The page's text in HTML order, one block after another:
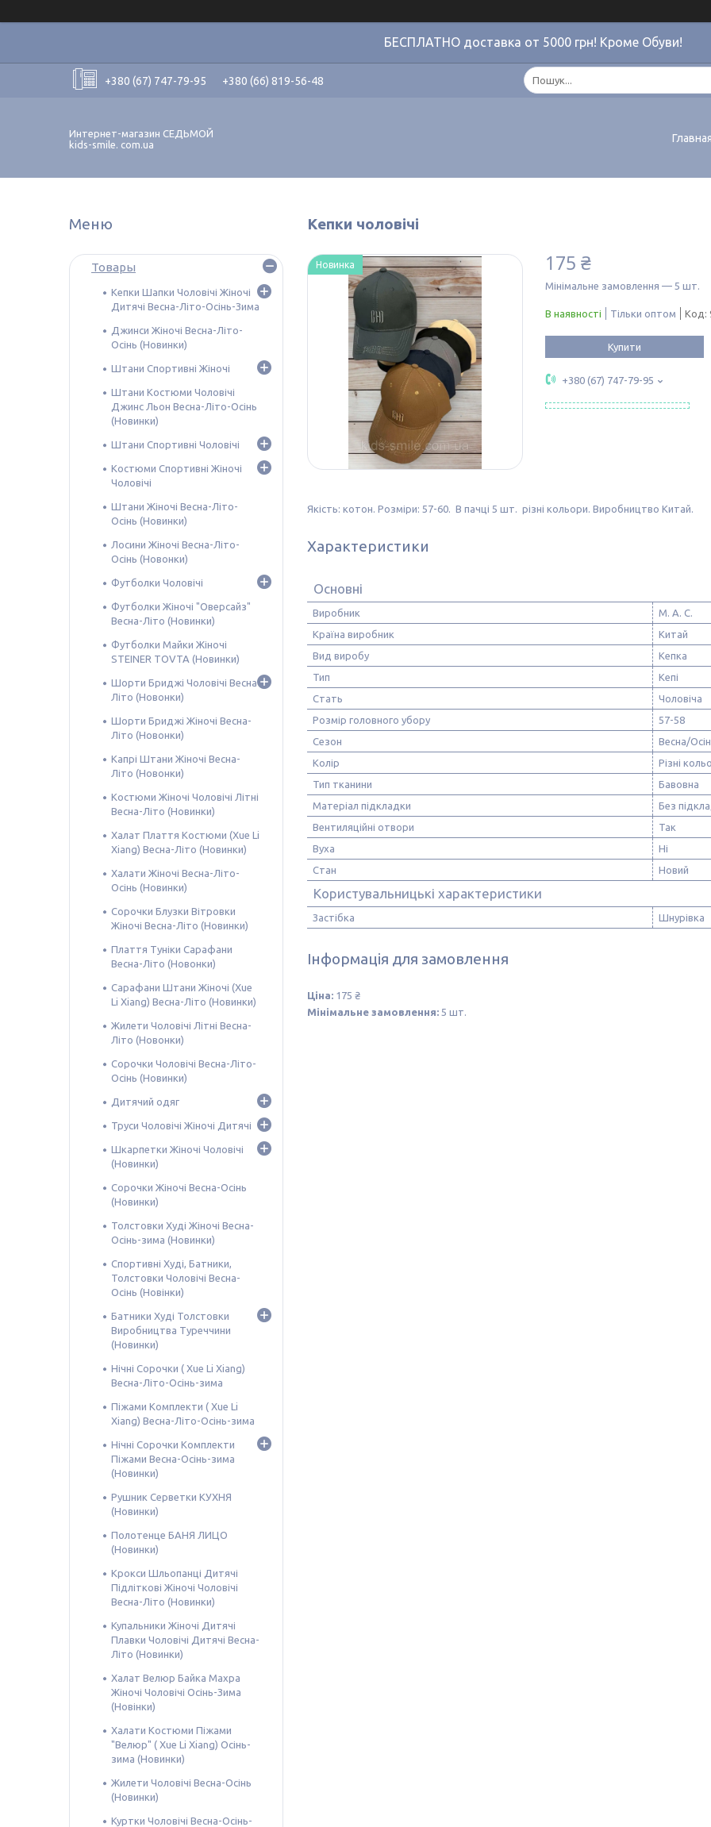
БЕСПЛАТНО доставка от 5000 грн! Кроме Обуви!
+380 (67) 747-79-95 +380 (66) 819-56-48
Интернет-магазин СЕДЬМОЙ
kids-smile. com.ua
Главная
Кепки чоловічі
Новинка 175 ₴
Мінімальне замовлення — 5 шт.
В наявності Тільки оптом Код:
Купити
+380 (67) 747-79-95
Якість: котон. Розміри: 57-60. В пачці 5 шт. різні кольори. Виробництво Китай.
Характеристики
Основні
Виробник
М. А. С.
Країна виробник
Китай
Вид виробу
Кепка
Тип
Кепі
Стать
Чоловіча
Розмір головного убору
57-58
Сезон
Весна/
Колір
Різні
Тип тканини
Бавовна
Матеріал підкладки
Без
Вентиляційні отвори
Так
Вуха
Ні
Стан
Новий
Користувальницькі характеристики
Застібка Шнурівка
Інформація для замовлення
Ціна: 175 ₴
Мінімальне замовлення: 5 шт.
Товары
Кепки Шапки Чоловічі Жіночі
Дитячі Весна-Літо-Осінь-Зима
Джинси Жіночі Весна-Літо-
Осінь (Новинки)
Штани Спортивні Жіночі
Штани Костюми Чоловічі
Джинс Льон Весна-Літо-Осінь
(Новинки)
Штани Спортивні Чоловічі
Костюми Спортивні Жіночі
Чоловічі
Штани Жіночі Весна-Літо-
Осінь (Новинки)
Лосини Жіночі Весна-Літо-
Осінь (Новонки)
Футболки Чоловічі
Футболки Жіночі "Оверсайз"
Весна-Літо (Новинки)
Футболки Майки Жіночі
STEINER TOVTA (Новинки)
Шорти Бриджі Чоловічі Весна-
Літо (Новонки)
Шорти Бриджі Жіночі Весна-
Літо (Новонки)
Капрі Штани Жіночі Весна-
Літо (Новонки)
Костюми Жіночі Чоловічі Літні
Весна-Літо (Новинки)
Халат Плаття Костюми (Xue Li
Xiang) Весна-Літо (Новинки)
Халати Жіночі Весна-Літо-
Осінь (Новинки)
Сорочки Блузки Вітровки
Жіночі Весна-Літо (Новинки)
Плаття Туніки Сарафани
Весна-Літо (Новонки)
Сарафани Штани Жіночі (Xue
Li Xiang) Весна-Літо (Новинки)
Жилети Чоловічі Літні Весна-
Літо (Новонки)
Сорочки Чоловічі Весна-Літо-
Осінь (Новинки)
Дитячий одяг
Труси Чоловічі Жіночі Дитячі
Шкарпетки Жіночі Чоловічі
(Новинки)
Сорочки Жіночі Весна-Осінь
(Новинки)
Толстовки Худі Жіночі Весна-
Осінь-зима (Новинки)
Спортивні Худі, Батники,
Толстовки Чоловічі Весна-
Осінь (Новінки)
Батники Худі Толстовки
Виробництва Туреччини
(Новинки)
Нічні Сорочки ( Xue Li Xiang)
Весна-Літо-Осінь-зима
Піжами Комплекти ( Xue Li
Xiang) Весна-Літо-Осінь-зима
Нічні Сорочки Комплекти
Піжами Весна-Осінь-зима
(Новинки)
Рушник Серветки КУХНЯ
(Новинки)
Полотенце БАНЯ ЛИЦО
(Новинки)
Крокси Шльопанці Дитячі
Підліткові Жіночі Чоловічі
Весна-Літо (Новинки)
Купальники Жіночі Дитячі
Плавки Чоловічі Дитячі Весна-
Літо (Новинки)
Халат Велюр Байка Махра
Жіночі Чоловічі Осінь-Зима
(Новінки)
Халати Костюми Піжами
"Велюр" ( Xue Li Xiang) Осінь-
зима (Новинки)
Жилети Чоловічі Весна-Осінь
(Новинки)
Куртки Чоловічі Весна-Осінь-